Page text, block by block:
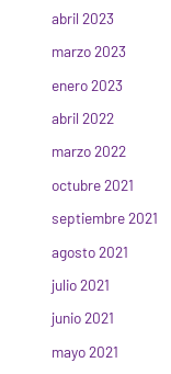
abril 2023
marzo 2023
enero 2023
abril 2022
marzo 2022
octubre 2021
septiembre 2021
agosto 2021
julio 2021
junio 2021
mayo 2021